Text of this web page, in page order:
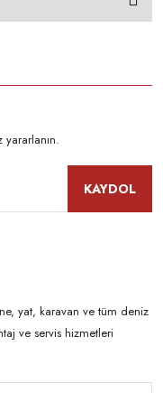
KAYDOL
yat, karavan ve tüm deniz
ve servis hizmetleri